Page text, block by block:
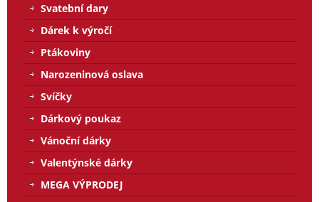
Svatební dary
Dárek k výročí
Ptákoviny
Narozeninová oslava
Svíčky
Dárkový poukaz
Vánoční dárky
Valentýnské dárky
MEGA VÝPRODEJ